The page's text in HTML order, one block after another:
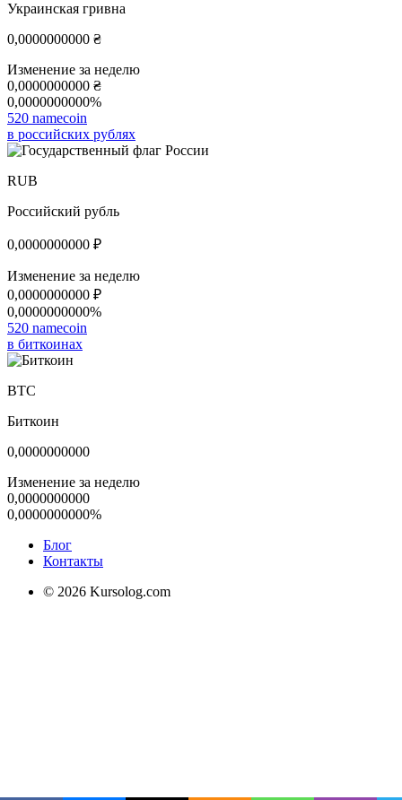
Украинская гривна
0,0000000000 ₴
Изменение за неделю
0,0000000000 ₴
0,0000000000%
520 namecoin
в российских рублях
RUB
Российский рубль
0,0000000000 ₽
Изменение за неделю
0,0000000000 ₽
0,0000000000%
520 namecoin
в биткоинах
BTC
Биткоин
0,0000000000
Изменение за неделю
0,0000000000
0,0000000000%
Блог
Контакты
© 2026 Kursolog.com